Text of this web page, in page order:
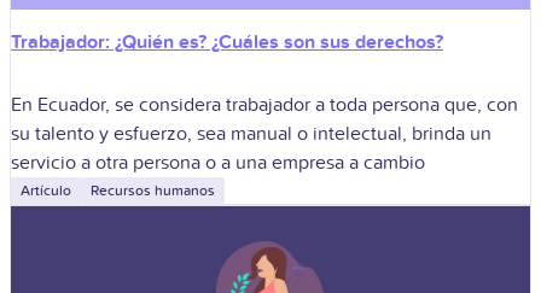
Trabajador: ¿Quién es? ¿Cuáles son sus derechos?
En Ecuador, se considera trabajador a toda persona que, con
su talento y esfuerzo, sea manual o intelectual, brinda un
servicio a otra persona o a una empresa a cambio
Artículo Recursos humanos